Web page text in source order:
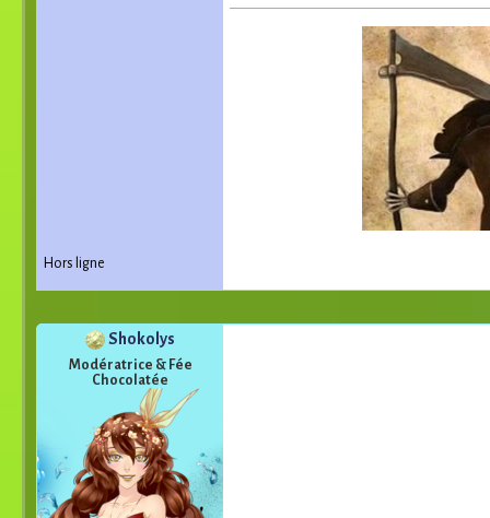
Hors ligne
Shokolys
Modératrice & Fée
Chocolatée